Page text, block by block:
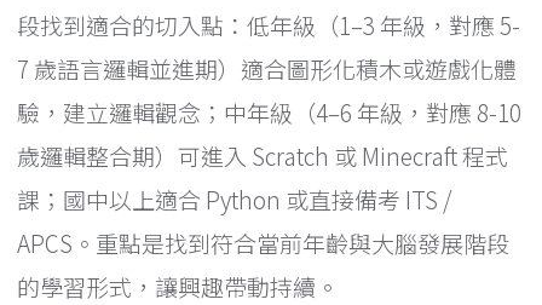
段找到適合的切入點：低年級（1–3 年級，對應 5-
7 歲語言邏輯並進期）適合圖形化積木或遊戲化體
驗，建立邏輯觀念；中年級（4–6 年級，對應 8-10
歲邏輯整合期）可進入 Scratch 或 Minecraft 程式
課；國中以上適合 Python 或直接備考 ITS /
APCS。重點是找到符合當前年齡與大腦發展階段
的學習形式，讓興趣帶動持續。